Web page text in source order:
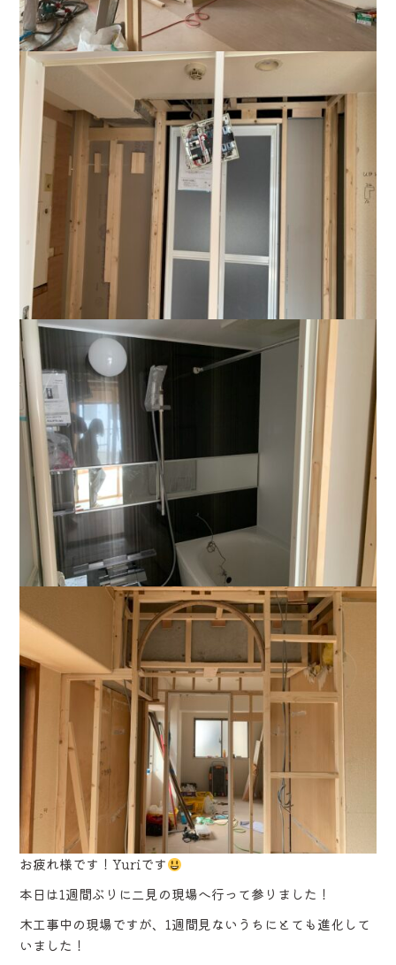
お疲れ様です！Yuriです
本日は1週間ぶりに二見の現場へ行って参りました！
木工事中の現場ですが、1週間見ないうちにとても進化して
いました！